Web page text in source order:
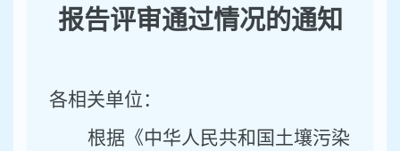
报告评审通过情况的通知
各相关单位：
根据《中华人民共和国土壤污染